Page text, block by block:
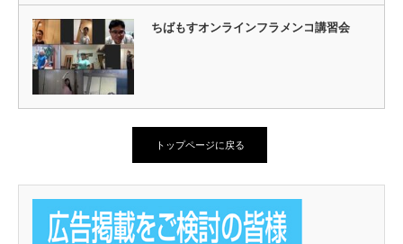
ちばもすオンラインフラメンコ講習会
トップページに戻る